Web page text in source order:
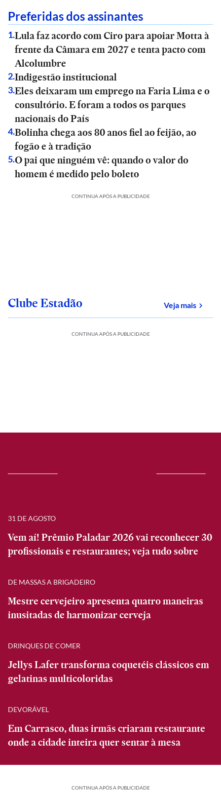
Preferidas dos assinantes
1.Lula faz acordo com Ciro para apoiar Motta à
frente da Câmara em 2027 e tenta pacto com
Alcolumbre
2.Indigestão institucional
3.Eles deixaram um emprego na Faria Lima e o
consultório. E foram a todos os parques
nacionais do País
4.Bolinha chega aos 80 anos fiel ao feijão, ao
fogão e à tradição
5.O pai que ninguém vê: quando o valor do
homem é medido pelo boleto
CONTINUA APÓS A PUBLICIDADE
Clube Estadão Veja maissobre
CONTINUA APÓS A PUBLICIDADE
31 DE AGOSTO
Vem aí! Prêmio Paladar 2026 vai reconhecer 30
profissionais e restaurantes; veja tudo sobre
DE MASSAS A BRIGADEIRO
Mestre cervejeiro apresenta quatro maneiras
inusitadas de harmonizar cerveja
DRINQUES DE COMER
Jellys Lafer transforma coquetéis clássicos em
gelatinas multicoloridas
DEVORÁVEL
Em Carrasco, duas irmãs criaram restaurante
onde a cidade inteira quer sentar à mesa
CONTINUA APÓS A PUBLICIDADE